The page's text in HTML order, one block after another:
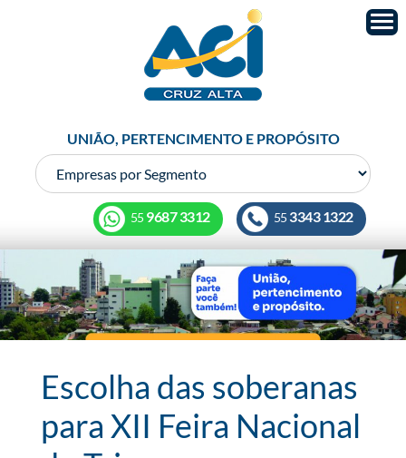
UNIÃO, PERTENCIMENTO E PROPÓSITO
55 3343 1322
55 9687 3312
Escolha das soberanas
para XII Feira Nacional